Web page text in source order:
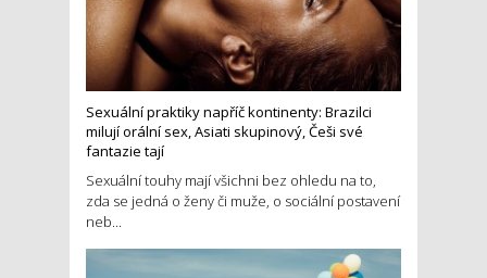
Sexuální praktiky napříč kontinenty: Brazilci
milují orální sex, Asiati skupinový, Češi své
fantazie tají
Sexuální touhy mají všichni bez ohledu na to,
zda se jedná o ženy či muže, o sociální postavení
neb...